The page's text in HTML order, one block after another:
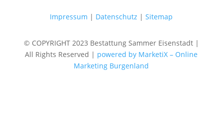
Impressum | Datenschutz |Sitemap
© COPYRIGHT 2023 Bestattung Sammer Eisenstadt |
All Rights Reserved | powered by MarketiX – Online
Marketing Burgenland